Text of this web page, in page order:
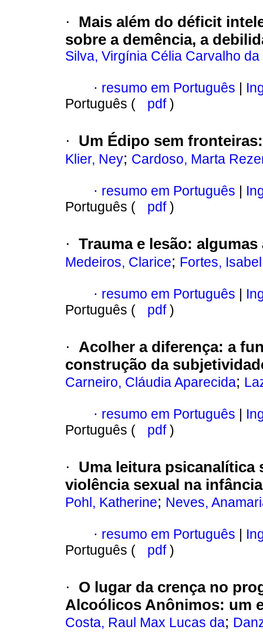
·
Mais além do déficit
sobre a demência, a
Silva, Virgínia Célia Carvalho da
· resumo em Português
Português (
pdf)
· Um Édipo sem fronteiras
Klier, Ney; Cardoso, Marta
· resumo em Português
Português (
pdf)
· Trauma e lesão: algumas
Medeiros, Clarice; Fortes, Isabel
· resumo em Português
Português (
pdf)
· Acolher a diferença: a
construção da
Carneiro, Cláudia Aparecida;
· resumo em Português
Português (
pdf)
·
Uma leitura psicanalítica
violência sexual na
Pohl, Katherine; Neves,
· resumo em Português
Português (
pdf)
·
O lugar da crença no
Alcoólicos Anônimos: um
Costa, Raul Max Lucas da;